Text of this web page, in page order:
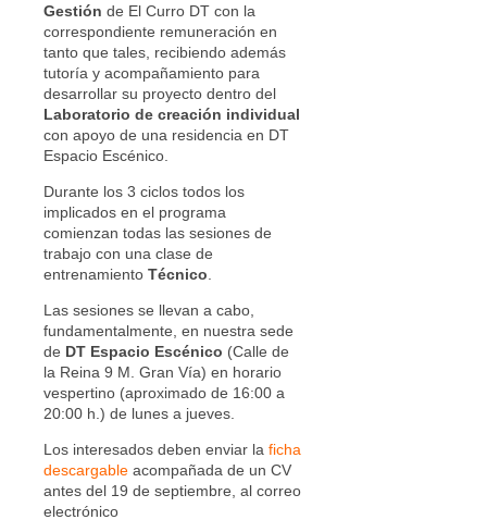
Gestión de El Curro DT con la
correspondiente remuneración en
tanto que tales, recibiendo además
tutoría y acompañamiento para
desarrollar su proyecto dentro del
Laboratorio de creación individual
con apoyo de una residencia en DT
Espacio Escénico.
Durante los 3 ciclos todos los
implicados en el programa
comienzan todas las sesiones de
trabajo con una clase de
entrenamiento Técnico
Las sesiones se llevan a cabo,
fundamentalmente, en nuestra sede
de DT Espacio Escénico (Calle de
la Reina 9 M. Gran Vía) en horario
vespertino (aproximado de 16:00 a
20:00 h.) de lunes a jueves.
Los interesados deben enviar la ficha
descargable acompañada de un CV
antes del 19 de septiembre, al correo
electrónico